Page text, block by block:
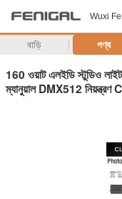
Wuxi
বাড়ি পণ্য
160 ওয়াট এলইডি স্টুডিও
ম্যানুয়াল DMX512